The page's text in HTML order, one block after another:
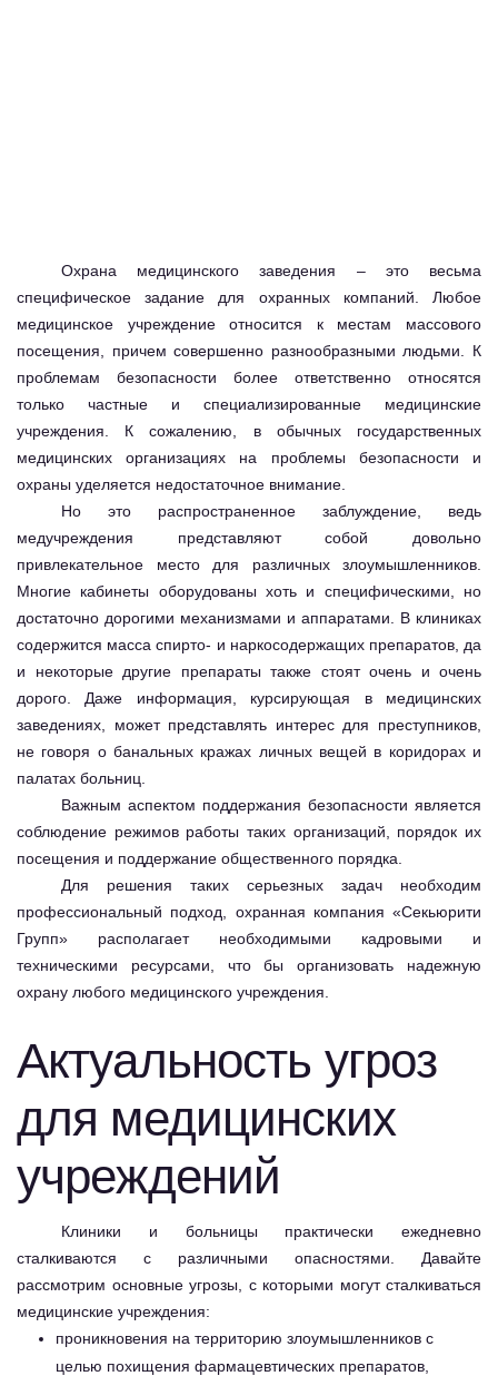
Охрана медицинского заведения – это весьма
специфическое задание для охранных компаний. Любое
медицинское учреждение относится к местам массового
посещения, причем совершенно разнообразными людьми. К
проблемам безопасности более ответственно относятся
только частные и специализированные медицинские
учреждения. К сожалению, в обычных государственных
медицинских организациях на проблемы безопасности и
охраны уделяется недостаточное внимание.
Но это распространенное заблуждение, ведь
медучреждения представляют собой довольно
привлекательное место для различных злоумышленников.
Многие кабинеты оборудованы хоть и специфическими, но
достаточно дорогими механизмами и аппаратами. В клиниках
содержится масса спирто- и наркосодержащих препаратов, да
и некоторые другие препараты также стоят очень и очень
дорого. Даже информация, курсирующая в медицинских
заведениях, может представлять интерес для преступников,
не говоря о банальных кражах личных вещей в коридорах и
палатах больниц.
Важным аспектом поддержания безопасности является
соблюдение режимов работы таких организаций, порядок их
посещения и поддержание общественного порядка.
Для решения таких серьезных задач необходим
профессиональный подход, охранная компания «Секьюрити
Групп» располагает необходимыми кадровыми и
техническими ресурсами, что бы организовать надежную
охрану любого медицинского учреждения.
Актуальность угроз
для медицинских
учреждений
Клиники и больницы практически ежедневно
сталкиваются с различными опасностями. Давайте
рассмотрим основные угрозы, с которыми могут сталкиваться
медицинские учреждения:
проникновения на территорию злоумышленников с
целью похищения фармацевтических препаратов,